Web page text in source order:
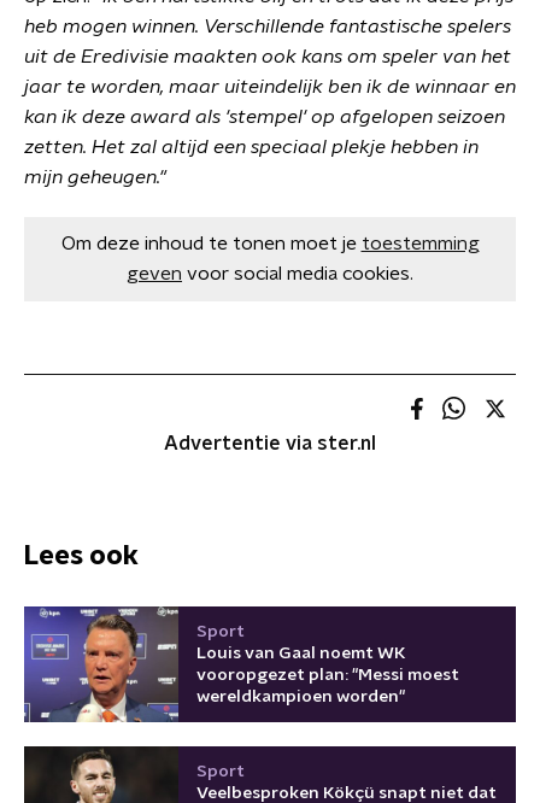
heb mogen winnen. Verschillende fantastische spelers
uit de Eredivisie maakten ook kans om speler van het
jaar te worden, maar uiteindelijk ben ik de winnaar en
kan ik deze award als 'stempel' op afgelopen seizoen
zetten. Het zal altijd een speciaal plekje hebben in
mijn geheugen."
Om deze inhoud te tonen moet je toestemming
geven voor social media cookies.
Advertentie via ster.nl
Lees ook
Sport
Louis van Gaal noemt WK
vooropgezet plan: "Messi moest
wereldkampioen worden"
Sport
Veelbesproken Kökçü snapt niet dat